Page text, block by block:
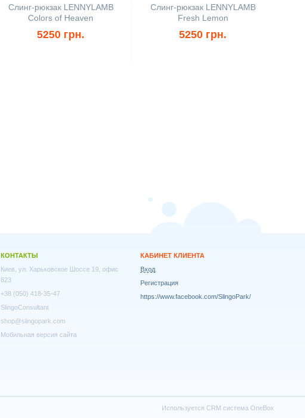
Слинг-рюкзак LENNYLAMB
Colors of Heaven
5250 грн.
Слинг-рюкзак LENNYLAMB
Fresh Lemon
5250 грн.
КОНТАКТЫ
Киев, ул. Харьковское Шоссе 19, офис
823
+38 (050) 418-35-47
SlingoConsultant
shop@slingopark.com
Мобильная версия сайта
КАБИНЕТ КЛИЕНТА
Вход
Регистрация
https://www.facebook.com/SlingoPark/
Используется CRM система OneBox